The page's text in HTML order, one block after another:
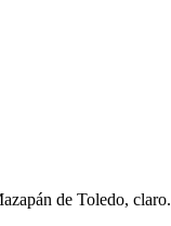
de Toledo, claro.